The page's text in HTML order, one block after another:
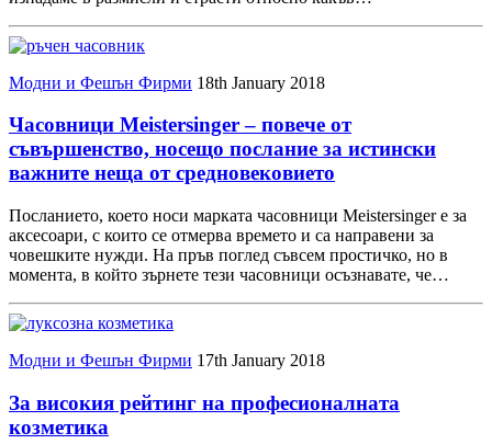
Модни и Фешън Фирми 18th January 2018
Часовници Meistersinger – повече от
съвършенство, носещо послание за истински
важните неща от средновековието
Посланието, което носи марката часовници Meistersinger е за
аксесоари, с които се отмерва времето и са направени за
човешките нужди. На пръв поглед съвсем простичко, но в
момента, в който зърнете тези часовници осъзнавате, че…
Модни и Фешън Фирми 17th January 2018
За високия рейтинг на професионалната
козметика